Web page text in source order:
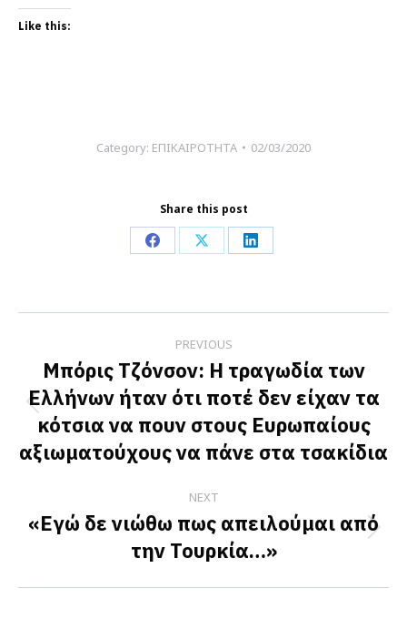
Like this:
Category: ΕΠΙΚΑΙΡΟΤΗΤΑ 02/03/2020
Share this post
Share
Facebook
Share
X
Share
LinkedIn
navigation
PREVIOUS
Previous
post:
Μπόρις Τζόνσον: Η τραγωδία των
Ελλήνων ήταν ότι ποτέ δεν είχαν τα
κότσια να πουν στους Ευρωπαίους
αξιωματούχους να πάνε στα τσακίδια
NEXT
Next
post:
«Εγώ δε νιώθω πως απειλούμαι από
την Τουρκία…»